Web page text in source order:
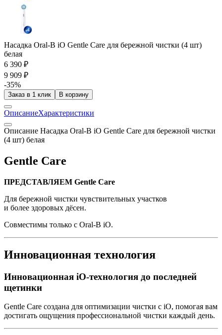
Насадка Oral-B iO Gentle Care для бережной чистки (4 шт)
белая
6 390 ₽
9 909 ₽
-35%
Заказ в 1 клик В корзину
ОписаниеХарактеристики
Описание Насадка Oral-B iO Gentle Care для бережной чистки
(4 шт) белая
Gentle Care
ПРЕДСТАВЛЯЕМ Gentle Care
Для бережной чистки чувствительных участков
и более здоровых дёсен.
Совместимы только с Oral-B iO.
Инновационная технология
Инновационная iO-технология до последней
щетинки
Gentle Care создана для оптимизации чистки с iO, помогая вам
достигать ощущения профессиональной чистки каждый день.